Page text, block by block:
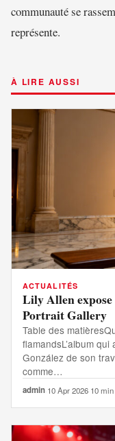
communauté se
représente.
À LIRE AUSSI
ACTUALITÉS
Lily Allen
Portrait Gallery
Table des
flamandsL’album
González de son
comme…
admin·10 Apr 2026·10 min